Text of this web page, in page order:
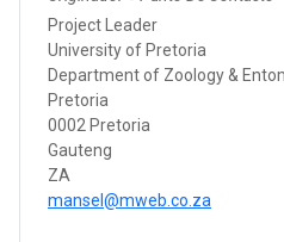
Project Leader
University of Pretoria
Department of Zoology &
Pretoria
0002 Pretoria
Gauteng
ZA
mansel@mweb.co.za